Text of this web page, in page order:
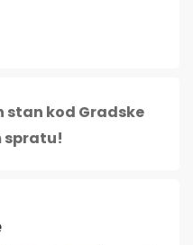
stan kod Gradske
spratu!